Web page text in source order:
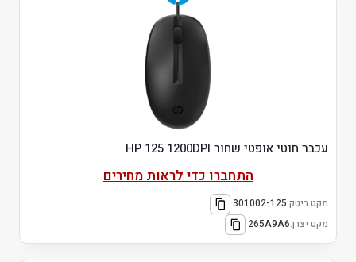
עכבר חוטי אופטי שחור HP 125 1200DPI
התחברו כדי לראות מחירים
מקט ביטק:301002-125
מקט יצרן:265A9A6